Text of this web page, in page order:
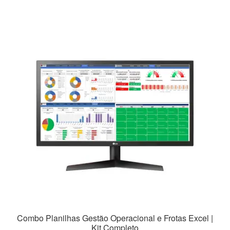
Combo Planilhas Gestão Operacional e Frotas Excel |